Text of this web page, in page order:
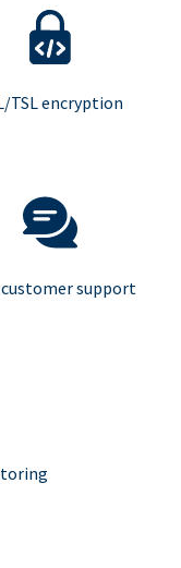
TSL encryption
support